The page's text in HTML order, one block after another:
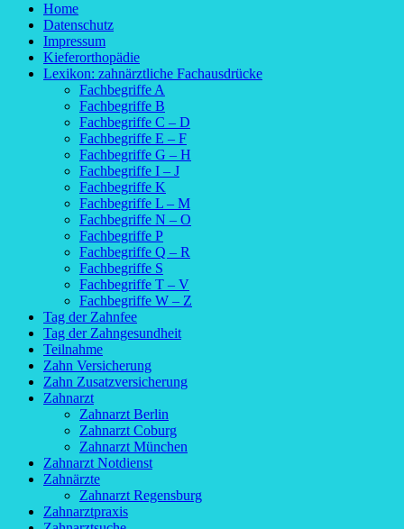
Home
Datenschutz
Impressum
Kieferorthopädie
Lexikon: zahnärztliche Fachausdrücke
Fachbegriffe A
Fachbegriffe B
Fachbegriffe C – D
Fachbegriffe E – F
Fachbegriffe G – H
Fachbegriffe I – J
Fachbegriffe K
Fachbegriffe L – M
Fachbegriffe N – O
Fachbegriffe P
Fachbegriffe Q – R
Fachbegriffe S
Fachbegriffe T – V
Fachbegriffe W – Z
Tag der Zahnfee
Tag der Zahngesundheit
Teilnahme
Zahn Versicherung
Zahn Zusatzversicherung
Zahnarzt
Zahnarzt Berlin
Zahnarzt Coburg
Zahnarzt München
Zahnarzt Notdienst
Zahnärzte
Zahnarzt Regensburg
Zahnarztpraxis